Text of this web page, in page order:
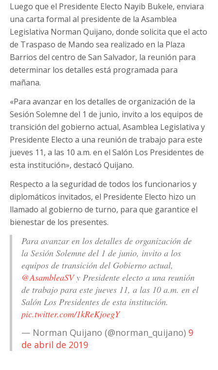
Luego que el Presidente Electo Nayib Bukele, enviara
una carta formal al presidente de la Asamblea
Legislativa Norman Quijano, donde solicita que el acto
de Traspaso de Mando sea realizado en la Plaza
Barrios del centro de San Salvador, la reunión para
determinar los detalles está programada para
mañana.
«Para avanzar en los detalles de organización de la
Sesión Solemne del 1 de junio, invito a los equipos de
transición del gobierno actual, Asamblea Legislativa y
Presidente Electo a una reunión de trabajo para este
jueves 11, a las 10 a.m. en el Salón Los Presidentes de
esta institución», destacó Quijano.
Respecto a la seguridad de todos los funcionarios y
diplomáticos invitados, el Presidente Electo hizo un
llamado al gobierno de turno, para que garantice el
bienestar de los presentes.
Para avanzar en los detalles de organización de
la Sesión Solemne del 1 de junio, invito a los
equipos de transición del Gobierno actual,
@AsambleaSVy Presidente electo a una reunión
de trabajo para este jueves 11, a las 10 a.m. en el
Salón Los Presidentes de esta institución.
pic.twitter.com/1kReKjoegY
— Norman Quijano (@norman_quijano) 9
de abril de 2019